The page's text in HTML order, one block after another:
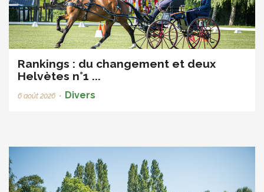
Rankings : du changement et deux
Helvètes n°1 ...
6 août 2026 • Divers